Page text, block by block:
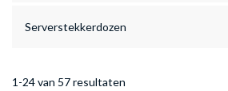
Serverstekkerdozen
1-24 van 57 resultaten